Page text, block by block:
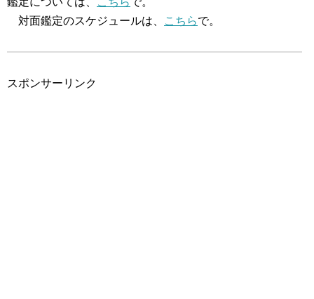
対面鑑定のスケジュールは、
こちらで。
スポンサーリンク